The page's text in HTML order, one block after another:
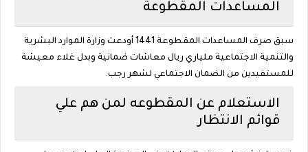
المساعدات المقطوعة
سبق صرف المساعدات المقطوعة 1441 أودعت وزارة الموارد البشرية
والتنمية الاجتماعية ملياري ريال معاشات ضمانية وبدل غلاء معيشة
للمستفيدين من الضمان الاجتماعي لشهر رجب.
الاستعلام عن المقطوعه لمن هم علي
قوائم الانتظار